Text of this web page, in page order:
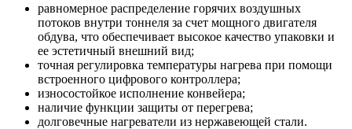
равномерное распределение горячих воздушных
потоков внутри тоннеля за счет мощного двигателя
обдува, что обеспечивает высокое качество упаковки и
ее эстетичный внешний вид;
точная регулировка температуры нагрева при помощи
встроенного цифрового контроллера;
износостойкое исполнение конвейера;
наличие функции защиты от перегрева;
долговечные нагреватели из нержавеющей стали.